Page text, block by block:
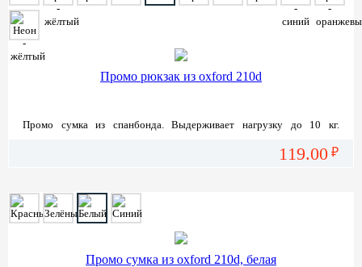
Промо рюкзак из oxford 210d
Промо сумка из спанбонда. Выдерживает нагрузку до 10 кг.
119.00 ₽
Промо сумка из oxford 210d, белая